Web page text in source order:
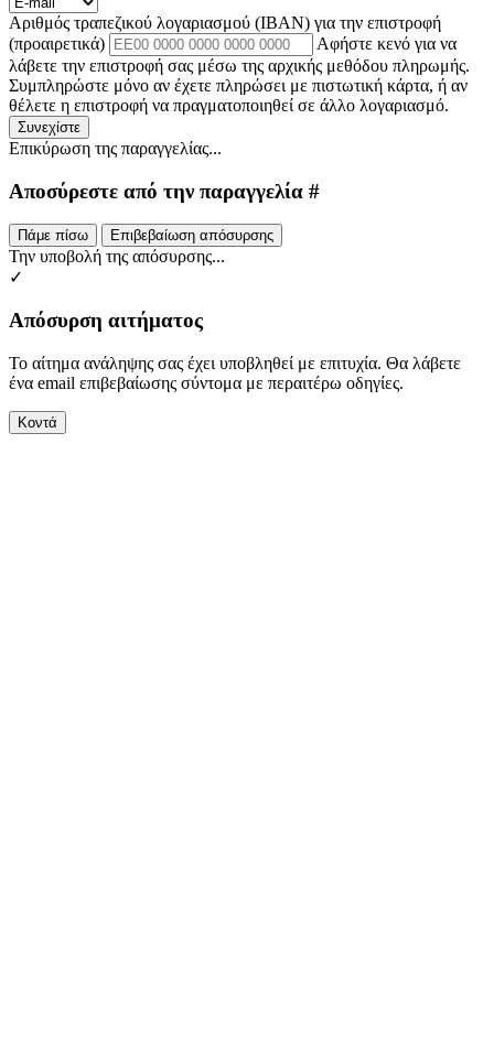
Αριθμός τραπεζικού λογαριασμού (IBAN) για την επιστροφή
(προαιρετικά)
Αφήστε κενό για να
λάβετε την επιστροφή σας μέσω της αρχικής μεθόδου πληρωμής.
Συμπληρώστε μόνο αν έχετε πληρώσει με πιστωτική κάρτα, ή αν
θέλετε η επιστροφή να πραγματοποιηθεί σε άλλο λογαριασμό.
Συνεχίστε
Επικύρωση της παραγγελίας...
Αποσύρεστε από την παραγγελία #
Πάμε πίσω Επιβεβαίωση απόσυρσης
Την υποβολή της απόσυρσης...
✓
Απόσυρση αιτήματος
Το αίτημα ανάληψης σας έχει υποβληθεί με επιτυχία. Θα λάβετε
ένα email επιβεβαίωσης σύντομα με περαιτέρω οδηγίες.
Κοντά